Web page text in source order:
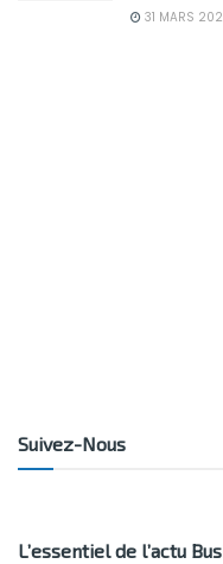
31 MARS
Suivez-Nous
L’essentiel de l’actu